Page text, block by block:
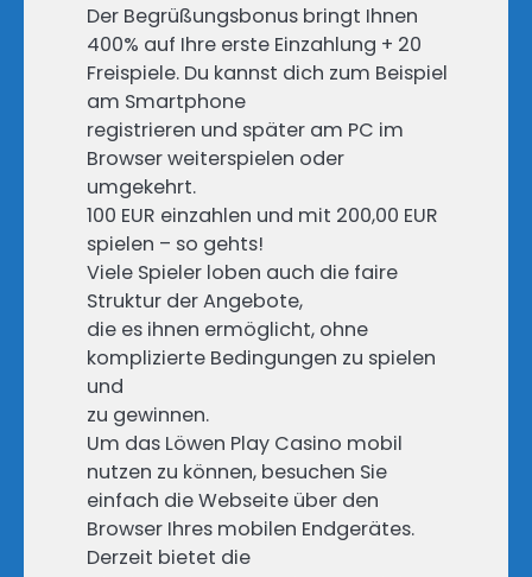
Der Begrüßungsbonus bringt Ihnen
400% auf Ihre erste Einzahlung + 20
Freispiele. Du kannst dich zum Beispiel
am Smartphone
registrieren und später am PC im
Browser weiterspielen oder
umgekehrt.
100 EUR einzahlen und mit 200,00 EUR
spielen – so gehts!
Viele Spieler loben auch die faire
Struktur der Angebote,
die es ihnen ermöglicht, ohne
komplizierte Bedingungen zu spielen
und
zu gewinnen.
Um das Löwen Play Casino mobil
nutzen zu können, besuchen Sie
einfach die Webseite über den
Browser Ihres mobilen Endgerätes.
Derzeit bietet die